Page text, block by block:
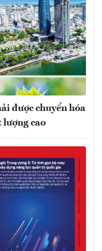
được chuyển hóa
lượng cao